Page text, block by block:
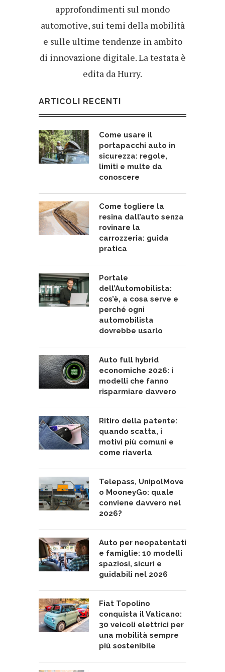
approfondimenti sul mondo
automotive, sui temi della mobilità
e sulle ultime tendenze in ambito
di innovazione digitale. La testata è
edita da Hurry.
ARTICOLI RECENTI
Come usare il
portapacchi auto in
sicurezza: regole,
limiti e multe da
conoscere
Come togliere la
resina dall’auto senza
rovinare la
carrozzeria: guida
pratica
Portale
dell’Automobilista:
cos’è, a cosa serve e
perché ogni
automobilista
dovrebbe usarlo
Auto full hybrid
economiche 2026: i
modelli che fanno
risparmiare davvero
Ritiro della patente:
quando scatta, i
motivi più comuni e
come riaverla
Telepass, UnipolMove
o MooneyGo: quale
conviene davvero nel
2026?
Auto per neopatentati
e famiglie: 10 modelli
spaziosi, sicuri e
guidabili nel 2026
Fiat Topolino
conquista il Vaticano:
30 veicoli elettrici per
una mobilità sempre
più sostenibile